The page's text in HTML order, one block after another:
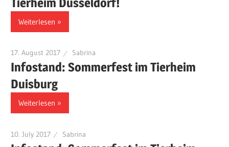
Weiterlesen
17. August 2017 Sabrina
Infostand: Sommerfest im Tierheim
Duisburg
Weiterlesen
10. July 2017 Sabrina